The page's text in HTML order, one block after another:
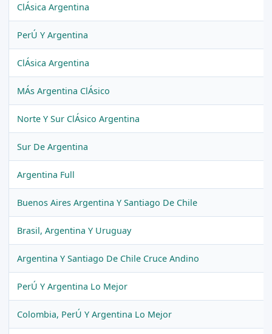
ClÁsica Argentina
PerÚ Y Argentina
ClÁsica Argentina
MÁs Argentina ClÁsico
Norte Y Sur ClÁsico Argentina
Sur De Argentina
Argentina Full
Buenos Aires Argentina Y Santiago De Chile
Brasil, Argentina Y Uruguay
Argentina Y Santiago De Chile Cruce Andino
PerÚ Y Argentina Lo Mejor
Colombia, PerÚ Y Argentina Lo Mejor